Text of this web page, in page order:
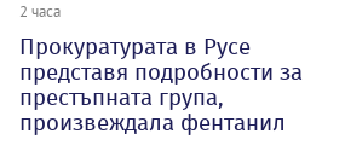
2 часа
Прокуратурата в Русе
представя подробности за
престъпната група,
произвеждала фентанил